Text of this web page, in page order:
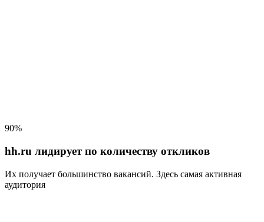
90%
hh.ru лидирует по количеству откликов
Их получает большинство вакансий. Здесь самая активная
аудитория